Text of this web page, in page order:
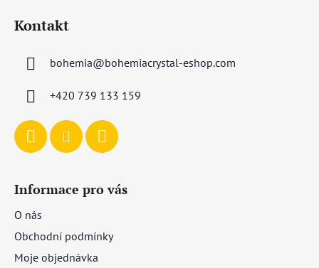
Kontakt
bohemia@bohemiacrystal-eshop.com
+420 739 133 159
Informace pro vás
O nás
Obchodní podmínky
Moje objednávka